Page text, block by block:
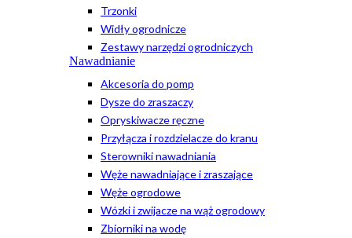
Trzonki
Widły ogrodnicze
Zestawy narzędzi ogrodniczych
Nawadnianie
Akcesoria do pomp
Dysze do zraszaczy
Opryskiwacze ręczne
Przyłącza i rozdzielacze do kranu
Sterowniki nawadniania
Węże nawadniające i zraszające
Węże ogrodowe
Wózki i zwijacze na wąż ogrodowy
Zbiorniki na wodę